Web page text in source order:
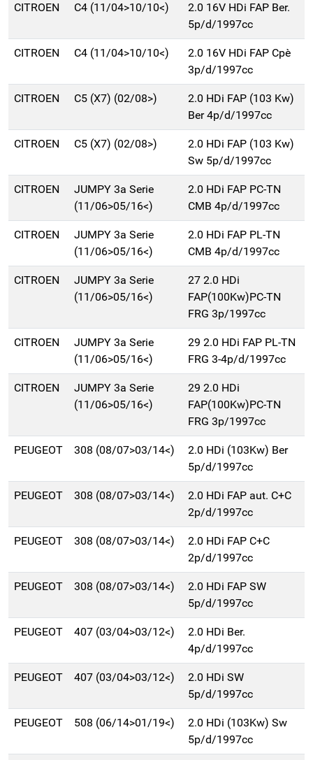
CITROEN C4 (11/04>10/10<)
2.0 16V HDi FAP Ber.
5p/d/1997cc
CITROEN C4 (11/04>10/10<)
2.0 16V HDi FAP Cpè
3p/d/1997cc
CITROEN C5 (X7) (02/08>)
2.0 HDi FAP (103 Kw)
Ber 4p/d/1997cc
CITROEN C5 (X7) (02/08>)
2.0 HDi FAP (103 Kw)
Sw 5p/d/1997cc
CITROEN
JUMPY 3a Serie
(11/06>05/16<)
2.0 HDi FAP PC-TN
CMB 4p/d/1997cc
CITROEN
JUMPY 3a Serie
(11/06>05/16<)
2.0 HDi FAP PL-TN
CMB 4p/d/1997cc
CITROEN
JUMPY 3a Serie
(11/06>05/16<)
27 2.0 HDi
FAP(100Kw)PC-TN
FRG 3p/1997cc
CITROEN
JUMPY 3a Serie
(11/06>05/16<)
29 2.0 HDi FAP PL-TN
FRG 3-4p/d/1997cc
CITROEN
JUMPY 3a Serie
(11/06>05/16<)
29 2.0 HDi
FAP(100Kw)PC-TN
FRG 3p/1997cc
PEUGEOT 308 (08/07>03/14<)
2.0 HDi (103Kw) Ber
5p/d/1997cc
PEUGEOT 308 (08/07>03/14<)
2.0 HDi FAP aut. C+C
2p/d/1997cc
PEUGEOT 308 (08/07>03/14<)
2.0 HDi FAP C+C
2p/d/1997cc
PEUGEOT 308 (08/07>03/14<)
2.0 HDi FAP SW
5p/d/1997cc
PEUGEOT 407 (03/04>03/12<)
2.0 HDi Ber.
4p/d/1997cc
PEUGEOT 407 (03/04>03/12<)
2.0 HDi SW
5p/d/1997cc
PEUGEOT 508 (06/14>01/19<)
2.0 HDi (103Kw) Sw
5p/d/1997cc